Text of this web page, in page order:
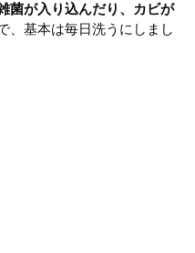
菌が入り込んだり、カビが
、基本は毎日洗うにしまし